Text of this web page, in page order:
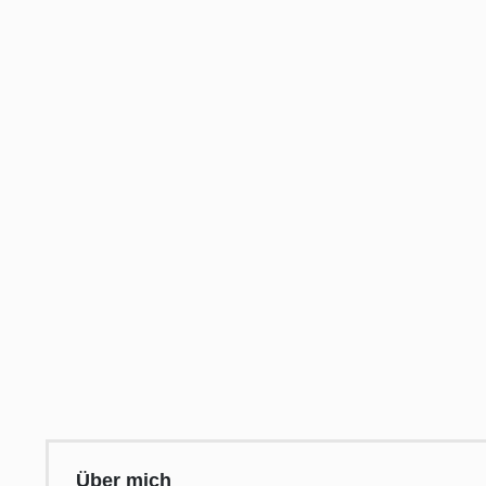
Über mich